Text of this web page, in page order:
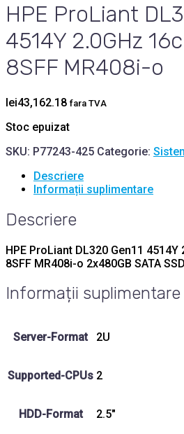
HPE ProLiant
4514Y 2.0GHz
8SFF MR408i-o
lei43,162.18 fara TVA
Stoc epuizat
SKU: P77243-425 Categorie:
Descriere
Informații suplimentare
Descriere
HPE ProLiant DL320 Gen11 4514Y
8SFF MR408i-o 2x480GB SATA
Informații suplimentare
Server-Format 2U
Supported-CPUs 2
HDD-Format 2.5"